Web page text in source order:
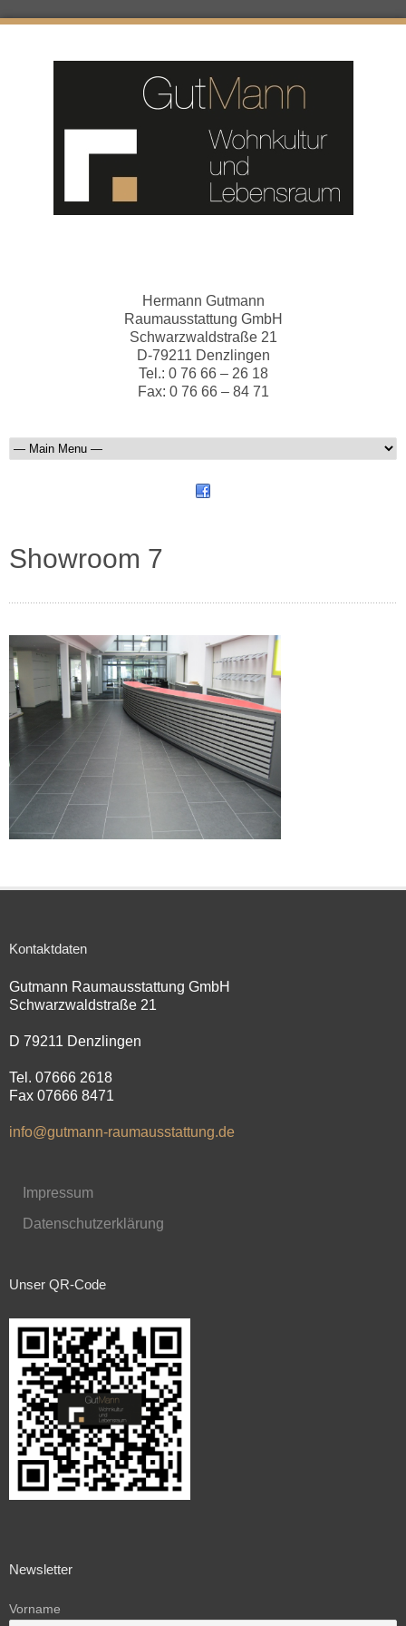
Hermann Gutmann
Raumausstattung GmbH
Schwarzwaldstraße 21
D-79211 Denzlingen
Tel.: 0 76 66 – 26 18
Fax: 0 76 66 – 84 71
Showroom 7
Kontaktdaten
Gutmann Raumausstattung GmbH
Schwarzwaldstraße 21
D 79211 Denzlingen
Tel. 07666 2618
Fax 07666 8471
info@gutmann-raumausstattung.de
Impressum
Datenschutzerklärung
Unser QR-Code
Newsletter
Vorname